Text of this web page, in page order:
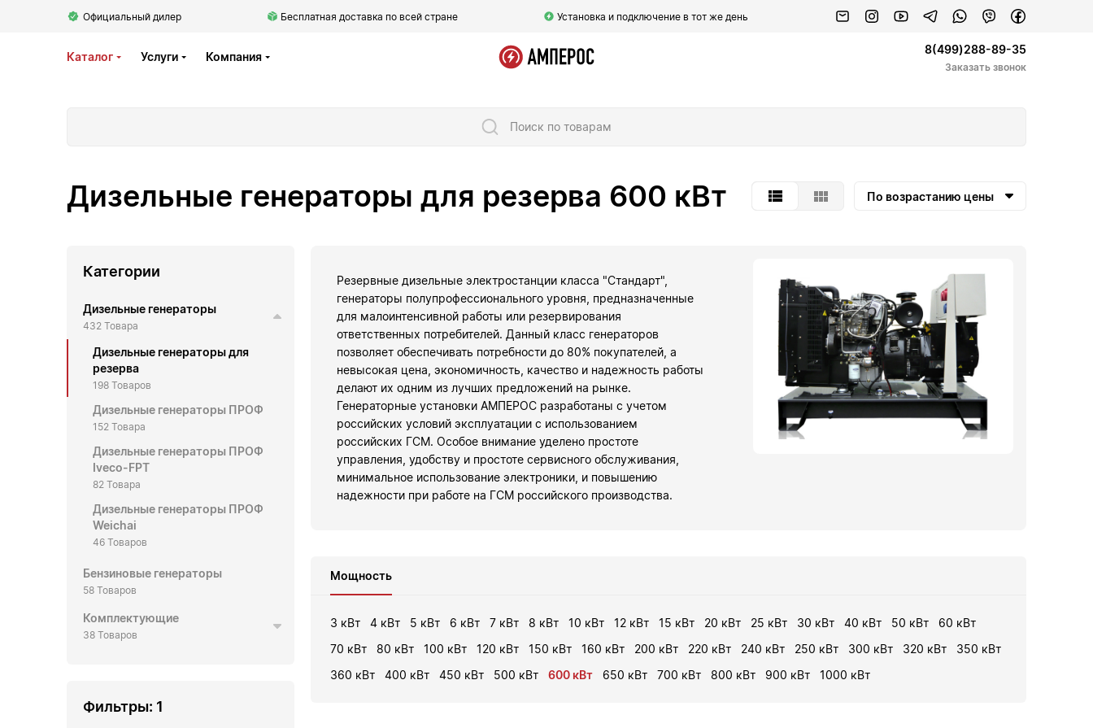
Официальный дилер Бесплатная доставка по всей стране Установка и подключение в тот же день
Каталог Услуги Компания
8(499)288-89-35
Заказать звонок
Поиск по товарам
Дизельные генераторы для резерва 600 кВт По возрастанию цены
Категории
Дизельные генераторы
432 Товара
Дизельные генераторы для
резерва
198 Товаров
Дизельные генераторы ПРОФ
152 Товара
Дизельные генераторы ПРОФ
Iveco-FPT
82 Товара
Дизельные генераторы ПРОФ
Weichai
46 Товаров
Бензиновые генераторы
58 Товаров
Комплектующие
38 Товаров
Фильтры: 1
Резервные дизельные электростанции класса "Стандарт",
генераторы полупрофессионального уровня, предназначенные
для малоинтенсивной работы или резервирования
ответственных потребителей. Данный класс генераторов
позволяет обеспечивать потребности до 80% покупателей, а
невысокая цена, экономичность, качество и надежность работы
делают их одним из лучших предложений на рынке.
Генераторные установки АМПЕРОС разработаны с учетом
российских условий эксплуатации с использованием
российских ГСМ. Особое внимание уделено простоте
управления, удобству и простоте сервисного обслуживания,
минимальное использование электроники, и повышению
надежности при работе на ГСМ российского производства.
Мощность
3 кВт 4 кВт 5 кВт 6 кВт 7 кВт 8 кВт 10 кВт 12 кВт 15 кВт 20 кВт 25 кВт 30 кВт 40 кВт 50 кВт
60 кВт
70 кВт
80 кВт 100 кВт 120 кВт 150 кВт 160 кВт 200 кВт 220 кВт 240 кВт 250 кВт 300 кВт 320 кВт
350 кВт
360 кВт
400 кВт 450 кВт 500 кВт 600 кВт 650 кВт 700 кВт 800 кВт 900 кВт 1000 кВт